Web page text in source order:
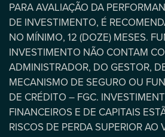
PARA AVALIAÇÃO DA
DE INVESTIMENTO, É
NO MÍNIMO, 12 (DOZE) MESES.
INVESTIMENTO NÃO CONTAM
ADMINISTRADOR, DO GESTOR,
MECANISMO DE SEGURO OU
DE CRÉDITO – FGC.
FINANCEIROS E DE CAPITAIS
RISCOS DE PERDA SUPERIOR AO